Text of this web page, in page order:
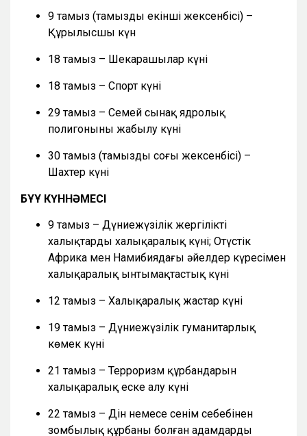
9 тамыз (тамыздың екінші жексенбісі) –
Құрылысшы күн
18 тамыз – Шекарашылар күні
18 тамыз – Спорт күні
29 тамыз – Семей сынақ ядролық
полигонының жабылу күні
30 тамыз (тамыздың соңғы жексенбісі) –
Шахтер күні
БҰҰ КҮННӘМЕСІ
9 тамыз – Дүниежүзілік жергілікті
халықтардың халықаралық күні; Оңтүстік
Африка мен Намибиядағы әйелдер күресімен
халықаралық ынтымақтастық күні
12 тамыз – Халықаралық жастар күні
19 тамыз – Дүниежүзілік гуманитарлық
көмек күні
21 тамыз – Терроризм құрбандарын
халықаралық еске алу күні
22 тамыз – Дін немесе сенім себебінен
зомбылық құрбаны болған адамдарды